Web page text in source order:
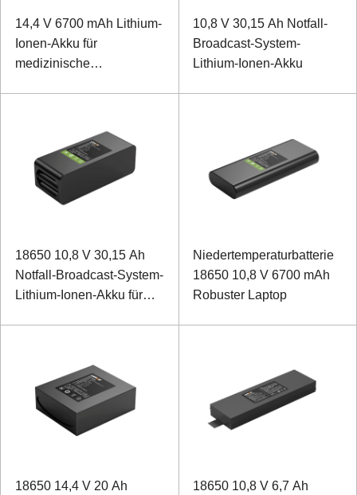
14,4 V 6700 mAh Lithium-
Ionen-Akku für
medizinische
10,8 V 30,15 Ah Notfall-
Broadcast-System-
Lithium-Ionen-Akku
18650 10,8 V 30,15 Ah
Notfall-Broadcast-System-
Lithium-Ionen-Akku für
Niedertemperaturbatterie
18650 10,8 V 6700 mAh
Robuster Laptop
18650 14,4 V 20 Ah
18650 10,8 V 6,7 Ah